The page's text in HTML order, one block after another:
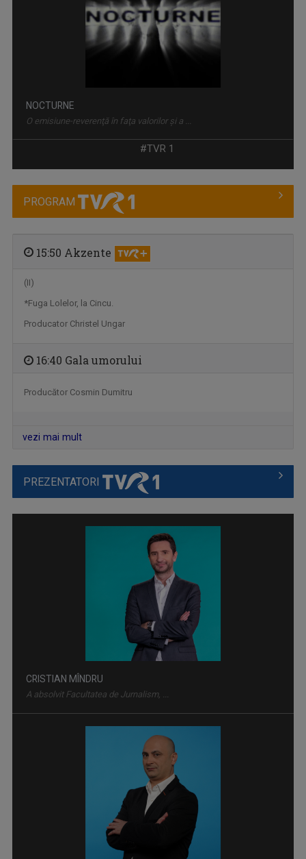
GALA UMORULUI
Adevărat omagiu adus comediei românești de ...
VEDETA FAMILIEI
Emisiunea-concurs muzical dedicată copiilor ...
#TVR 1
PROGRAM
15:50 Akzente
(II)​​ ​
*Fuga Lolelor, la Cincu.
Producator Christel Ungar
16:40 Gala umorului
Producător Cosmin Dumitru
vezi mai mult
PREZENTATORI
BORIS VELIMIROVICI
Născut în 1976, la Pojejena (Caraş-Severin), ...